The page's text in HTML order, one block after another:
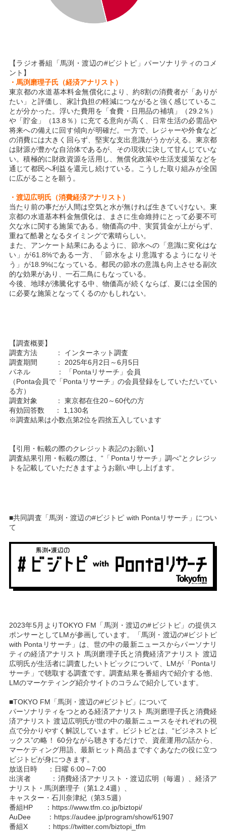
【ラジオ番組「馬渕・渡辺の#ビジトピ」パーソナリティのコメ
ント】
・馬渕磨理子氏（経済アナリスト）
東京都の水道基本料金無償化により、約8割の消費者が「ありが
たい」と評価し、家計負担の軽減につながると強く感じているこ
とが分かった。浮いた費用を「食費・日用品の補填」（29.2％）
や「貯金」（13.8％）に充てる意向が高く、日常生活の必需品や
将来への備えに回す傾向が明確だ。一方で、レジャーや外食など
の消費には大きく回らず、堅実な支出意識がうかがえる。東京都
は財源が豊かな自治体であるが、その現状に決して甘んじていな
い。積極的に財政資源を活用し、無償化政策や生活支援策などを
通じて都民へ利益を還元し続けている。こうした取り組みが全国
に広がることを願う。
・渡辺広明氏（消費経済アナリスト）
当たり前の事だが人間は空気と水が無ければ生きていけない。東
京都の水道基本料金無償化は、まさに生命維持にとって必要不可
欠な水に関する施策である。物価高の中、実質賃金が上がらず、
重ねて酷暑となるタイミングで素晴らしい。
また、アンケート結果にあるように、節水への「意識に変化はな
い」が61.8%である一方、「節水をより意識するようになりそ
う」が18.9%になっている。都民の節水の意識も向上させる副次
的な効果があり、一石二鳥にもなっている。
今後、地球が沸騰化する中、物価高が続くならば、夏には全国的
に必要な施策となってくるのかもしれない。
【調査概要】
調査方法 ： インターネット調査
調査期間 ： 2025年6月2日～6月5日
パネル ： 「Pontaリサーチ」会員
（Ponta会員で「Pontaリサーチ」の会員登録をしていただいてい
る方）
調査対象 ： 東京都在住20～60代の方
有効回答数 ： 1,130名
※調査結果は小数点第2位を四捨五入しています
【引用・転載の際のクレジット表記のお願い】
調査結果引用・転載の際は、“「Pontaリサーチ」調べ”とクレジッ
トを記載していただきますようお願い申し上げます。
■共同調査「馬渕・渡辺の#ビジトピ with Pontaリサーチ」につい
て
2023年5月よりTOKYO FM「馬渕・渡辺の#ビジトピ」の提供ス
ポンサーとしてLMが参画しています。「馬渕・渡辺の#ビジトピ
with Pontaリサーチ」は、世の中の最新ニュースからパーソナリ
ティの経済アナリスト 馬渕磨理子氏と消費経済アナリスト 渡辺
広明氏が生活者に調査したいトピックについて、LMが「Pontaリ
サーチ」で聴取する調査です。調査結果を番組内で紹介する他、
LMのマーケティング紹介サイトのコラムで紹介しています。
■TOKYO FM「馬渕・渡辺の#ビジトピ」について
パーソナリティをつとめる経済アナリスト 馬渕磨理子氏と消費経
済アナリスト 渡辺広明氏が世の中の最新ニュースをそれぞれの視
点で分かりやすく解説しています。ビジトピとは、“ビジネストピ
ックス”の略！ 60分ながら聴きするだけで、資産運用の話から、
マーケティング用語、最新ヒット商品まですぐあなたの役に立つ
ビジトピが身につきます。
放送日時 ：日曜 6:00～7:00
出演者 ：消費経済アナリスト・渡辺広明（毎週）、経済ア
ナリスト・馬渕磨理子（第1.2.4週）、
キャスター・石川奈津紀（第3.5週）
番組HP ： https://www.tfm.co.jp/biztopi/
AuDee ： https://audee.jp/program/show/61907
番組X ： https://twitter.com/biztopi_tfm